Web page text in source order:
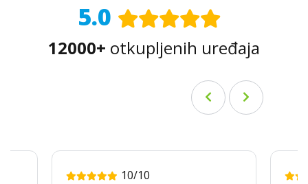
5.0
12000+ otkupljenih uređaja
10/10